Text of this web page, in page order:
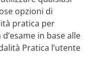
opzioni di
pratica per
in base alle
Pratica l’utente